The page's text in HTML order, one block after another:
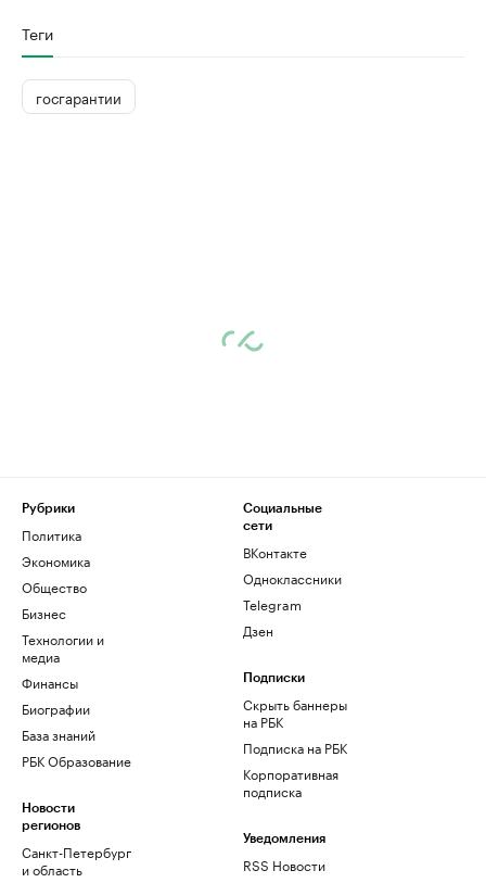
Теги
госгарантии
Рубрики
Политика
Экономика
Общество
Бизнес
Технологии и
медиа
Финансы
Биографии
База знаний
РБК Образование
Новости
регионов
Санкт-Петербург
и область
Социальные
сети
ВКонтакте
Одноклассники
Telegram
Дзен
Подписки
Скрыть баннеры
на РБК
Подписка на РБК
Корпоративная
подписка
Уведомления
RSS Новости